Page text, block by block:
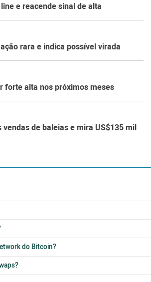
e reacende sinal de alta
rara e indica possível virada
forte alta nos próximos meses
vendas de baleias e mira US$135 mil
do Bitcoin?